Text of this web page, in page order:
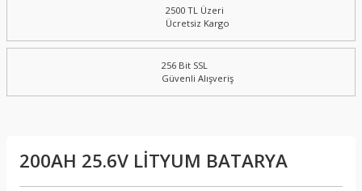
2500 TL Üzeri
Ücretsiz Kargo
256 Bit SSL
Güvenli Alışveriş
200AH 25.6V LİTYUM BATARYA